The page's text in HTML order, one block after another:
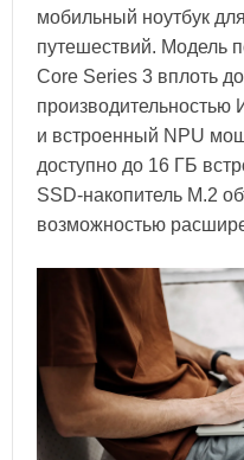
мобильный ноутбук
путешествий. Модель
Core Series 3 вплоть
и встроенный NPU
доступно до 16 ГБ
SSD-накопитель M.2
возможностью